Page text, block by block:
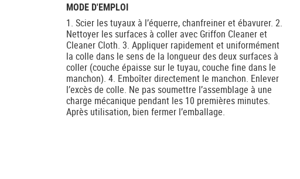
MODE D'EMPLOI
1. Scier les tuyaux à l’équerre, chanfreiner et ébavurer. 2.
Nettoyer les surfaces à coller avec Griffon Cleaner et
Cleaner Cloth. 3. Appliquer rapidement et uniformément
la colle dans le sens de la longueur des deux surfaces à
coller (couche épaisse sur le tuyau, couche fine dans le
manchon). 4. Emboîter directement le manchon. Enlever
l’excès de colle. Ne pas soumettre l’assemblage à une
charge mécanique pendant les 10 premières minutes.
Après utilisation, bien fermer l’emballage.